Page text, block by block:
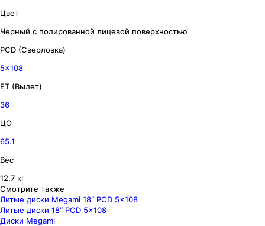
Цвет
Черный с полированной лицевой поверхностью
PCD (Сверловка)
5x108
ET (Вылет)
36
ЦО
65.1
Вес
12.7 кг
Смотрите также
Литые диски Megami 18″ PCD 5x108
Литые диски 18″ PCD 5x108
Диски Megami